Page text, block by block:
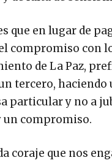
que en lugar de
compromiso con
de La Paz,
tercero,
particular y no a
un compromiso.
coraje que nos